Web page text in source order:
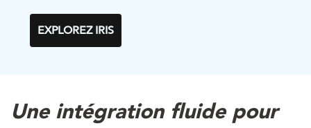
EXPLOREZ IRIS
Une intégration fluide pour